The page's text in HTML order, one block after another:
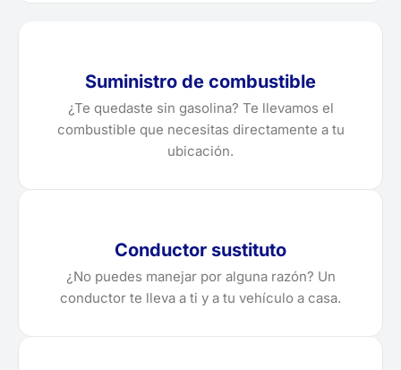
Suministro de combustible
¿Te quedaste sin gasolina? Te llevamos el
combustible que necesitas directamente a tu
ubicación.
Conductor sustituto
¿No puedes manejar por alguna razón? Un
conductor te lleva a ti y a tu vehículo a casa.